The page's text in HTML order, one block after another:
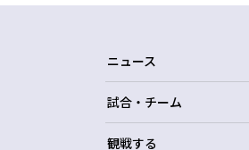
ニュース
試合・チーム
観戦する